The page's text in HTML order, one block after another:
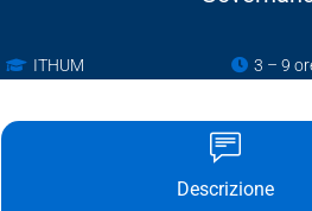
ITHUM 3 – 9
Descrizione